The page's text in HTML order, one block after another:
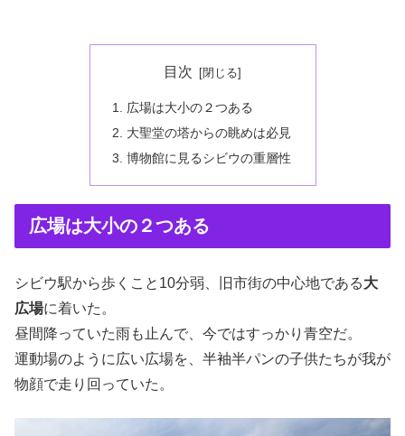
目次
広場は大小の２つある
大聖堂の塔からの眺めは必見
博物館に見るシビウの重層性
広場は大小の２つある
シビウ駅から歩くこと10分弱、旧市街の中心地である大
広場に着いた。
昼間降っていた雨も止んで、今ではすっかり青空だ。
運動場のように広い広場を、半袖半パンの子供たちが我が
物顔で走り回っていた。